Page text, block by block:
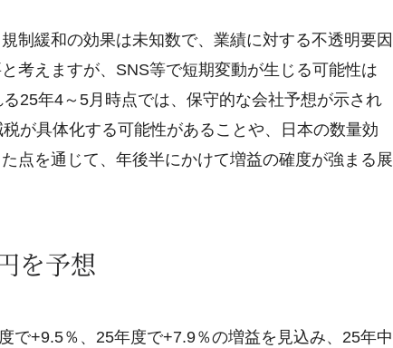
制緩和の効果は未知数で、業績に対する不透明要因
考えますが、SNS等で短期変動が生じる可能性は
25年4～5月時点では、保守的な会社予想が示され
が具体化する可能性があることや、日本の数量効
点を通じて、年後半にかけて増益の確度が強まる展
を予想
で+9.5％、25年度で+7.9％の増益を見込み、25年中